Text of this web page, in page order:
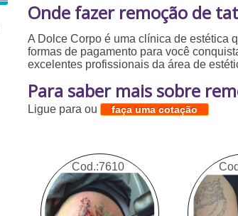
Onde fazer remoção de
A Dolce Corpo é uma clínica de estética
formas de pagamento para você
excelentes profissionais da área de
Para saber mais sobre
Ligue paraou faça uma cotação
Cod.:7610